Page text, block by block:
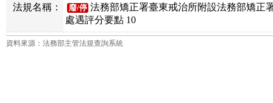
法規名稱： 廢/停 法務部矯正署臺東戒治所附設法務部矯正
處遇評分要點 10
資料來源：法務部主管法規查詢系統